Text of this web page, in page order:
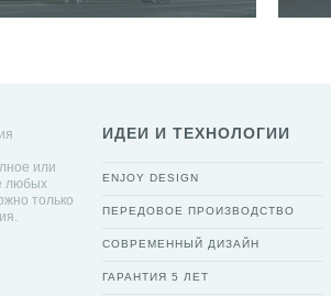
или
любых
только
ИДЕИ И ТЕХНОЛОГИИ
ENJOY DESIGN
ПЕРЕДОВОЕ ПРОИЗВОДСТВО
СОВРЕМЕННЫЙ ДИЗАЙН
ГАРАНТИЯ 5 ЛЕТ